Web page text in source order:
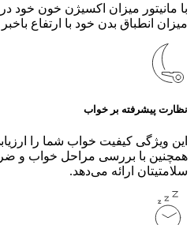
با مانیتور میزان اکسیژن خون خود
میزان انطباق بدن خود با ارتفاع
نظارت پیشرفته بر خواب
این ویژگی کیفیت خواب شما را
همچنین با بررسی مراحل خواب و
سلامتیتان ارائه می‌دهد.